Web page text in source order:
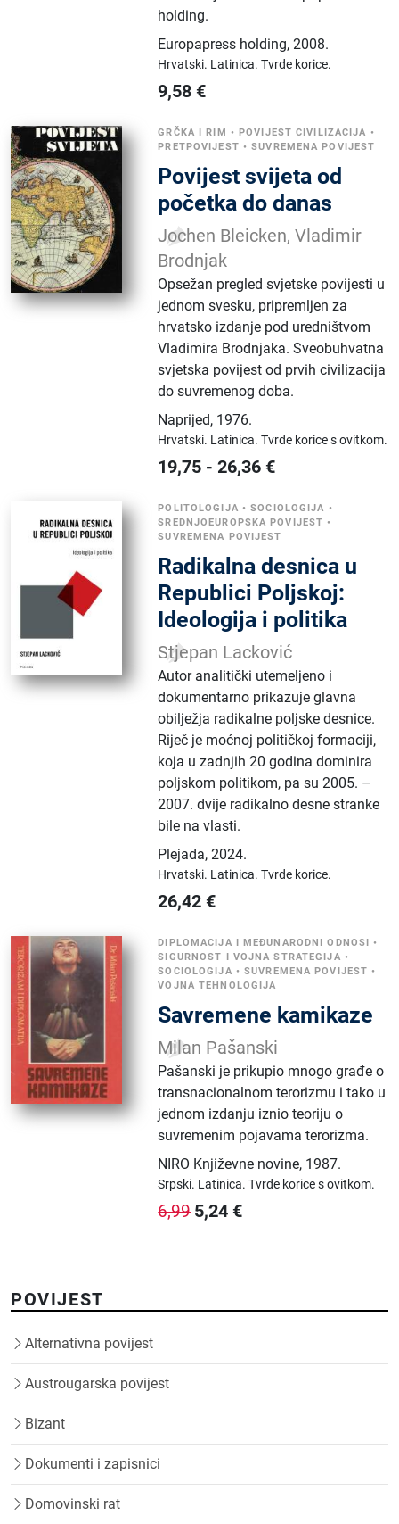
holding.
Europapress holding,2008.
Hrvatski. Latinica.Tvrde korice.
9,58 €
GRČKA I RIM •POVIJEST CIVILIZACIJA •
PRETPOVIJEST •SUVREMENA POVIJEST
Povijest svijeta od
početka do danas
Jochen Bleicken, Vladimir
Brodnjak
Opsežan pregled svjetske povijesti u
jednom svesku, pripremljen za
hrvatsko izdanje pod uredništvom
Vladimira Brodnjaka. Sveobuhvatna
svjetska povijest od prvih civilizacija
do suvremenog doba.
Naprijed, 1976.
Hrvatski. Latinica.Tvrde korice s ovitkom.
19,75 -26,36 €
POLITOLOGIJA •SOCIOLOGIJA •
SREDNJOEUROPSKA POVIJEST •
SUVREMENA POVIJEST
Radikalna desnica u
Republici Poljskoj:
Ideologija i politika
Stjepan Lacković
Autor analitički utemeljeno i
dokumentarno prikazuje glavna
obilježja radikalne poljske desnice.
Riječ je moćnoj političkoj formaciji,
koja u zadnjih 20 godina dominira
poljskom politikom, pa su 2005. –
2007. dvije radikalno desne stranke
bile na vlasti.
Plejada,2024.
Hrvatski. Latinica.Tvrde korice.
26,42 €
DIPLOMACIJA I MEĐUNARODNI ODNOSI •
SIGURNOST I VOJNA STRATEGIJA •
SOCIOLOGIJA •SUVREMENA POVIJEST •
VOJNA TEHNOLOGIJA
Savremene kamikaze
Milan Pašanski
Pašanski je prikupio mnogo građe o
transnacionalnom terorizmu i tako u
jednom izdanju iznio teoriju o
suvremenim pojavama terorizma.
NIRO Književne novine, 1987.
Srpski. Latinica.Tvrde korice s ovitkom.
6,99 5,24 €
POVIJEST
Alternativna povijest
Austrougarska povijest
Bizant
Dokumenti i zapisnici
Domovinski rat